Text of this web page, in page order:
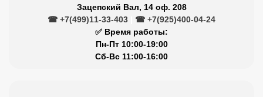
Зацепский Вал, 14 оф. 208
☎ +7(499)11-33-403
☎ +7(925)400-04-24
✅ Время работы:
Пн-Пт 10:00-19:00
Сб-Вс 11:00-16:00